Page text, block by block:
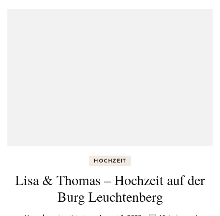
HOCHZEIT
Lisa & Thomas – Hochzeit auf der
Burg Leuchtenberg